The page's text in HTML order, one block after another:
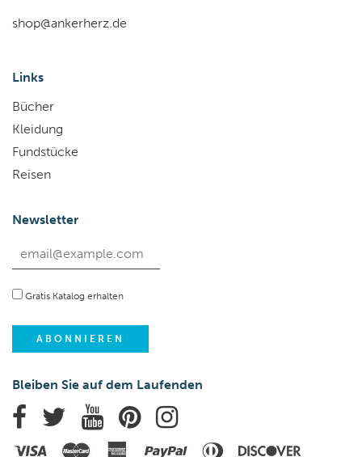
shop@ankerherz.de
Links
Bücher
Kleidung
Fundstücke
Reisen
Newsletter
Gratis Katalog erhalten
Bleiben Sie auf dem Laufenden